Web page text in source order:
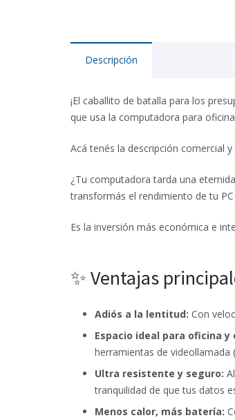
Descripción
¡El caballito de batalla para los
que usa la computadora para
Acá tenés la descripción comercial
¿Tu computadora tarda una
transformás el rendimiento de tu
Es la inversión más económica e
✨ Ventajas
Adiós a la lentitud: Con
Espacio ideal para oficina y
herramientas de
Ultra resistente y seguro:
tranquilidad de que tus datos
Menos calor, más batería: